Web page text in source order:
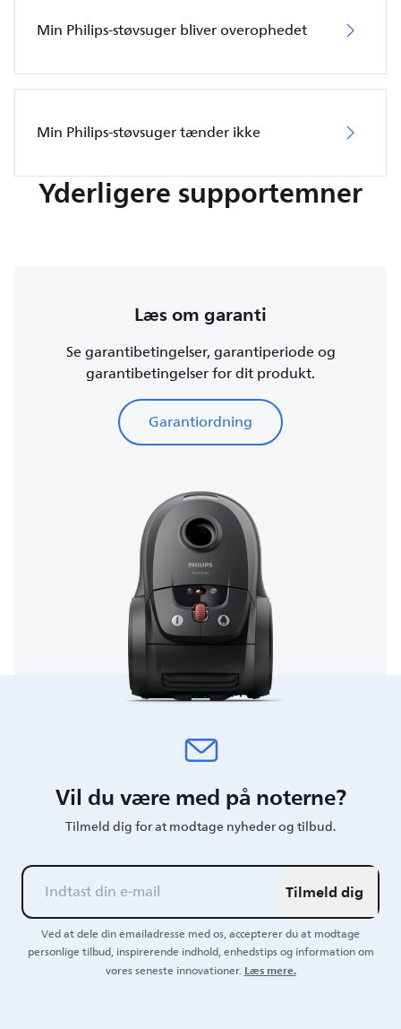
Min Philips-støvsuger bliver overophedet
Min Philips-støvsuger tænder ikke
Yderligere supportemner
Læs om garanti
Se garantibetingelser, garantiperiode og
garantibetingelser for dit produkt.
Garantiordning
Vil du være med på noterne?
Tilmeld dig for at modtage nyheder og tilbud.
Tilmeld dig
Ved at dele din emailadresse med os, accepterer du at modtage
personlige tilbud, inspirerende indhold, enhedstips og information om
vores seneste innovationer.Læs mere.